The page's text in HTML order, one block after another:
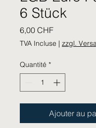
6 Stück
6,00 CHFPrix
TVA Incluse | zzgl.
Quantité *
Ajouter au